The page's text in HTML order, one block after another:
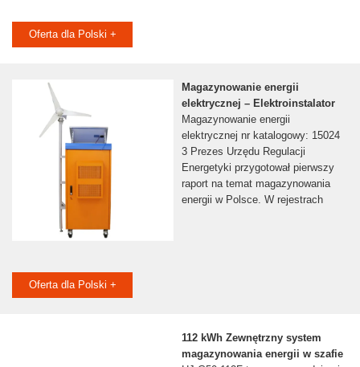
Oferta dla Polski +
Magazynowanie energii
elektrycznej – Elektroinstalator
Magazynowanie energii
elektrycznej nr katalogowy: 15024
3 Prezes Urzędu Regulacji
Energetyki przygotował pierwszy
raport na temat magazynowania
energii w Polsce. W rejestrach
Oferta dla Polski +
112 kWh Zewnętrzny system
magazynowania energii w szafie